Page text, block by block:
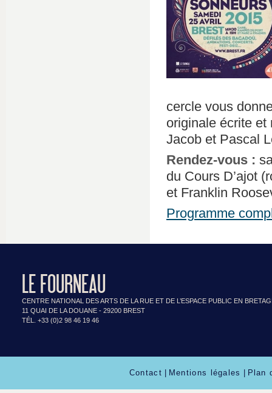
cercle vous
originale écrite et
Jacob et Pascal
Rendez-vous :
du Cours D’ajot
et Franklin
Programme
LE FOURNEAU
CENTRE NATIONAL DES ARTS DE LA RUE ET DE L’ESPACE PUBLIC EN
11 QUAI DE LA DOUANE - 29200 BREST
TÉL. +33 (0)2 98 46 19 46
Contact Mentions légales Plan